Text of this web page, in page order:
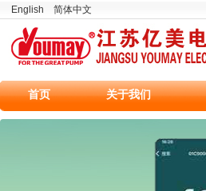
English 简体中文
首页 关于我们